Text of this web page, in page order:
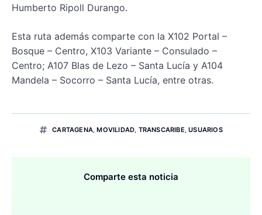
Humberto Ripoll Durango.
Esta ruta además comparte con la X102 Portal –
Bosque – Centro, X103 Variante – Consulado –
Centro; A107 Blas de Lezo – Santa Lucía y A104
Mandela – Socorro – Santa Lucía, entre otras.
CARTAGENA,MOVILIDAD, TRANSCARIBE,USUARIOS
Comparte esta noticia